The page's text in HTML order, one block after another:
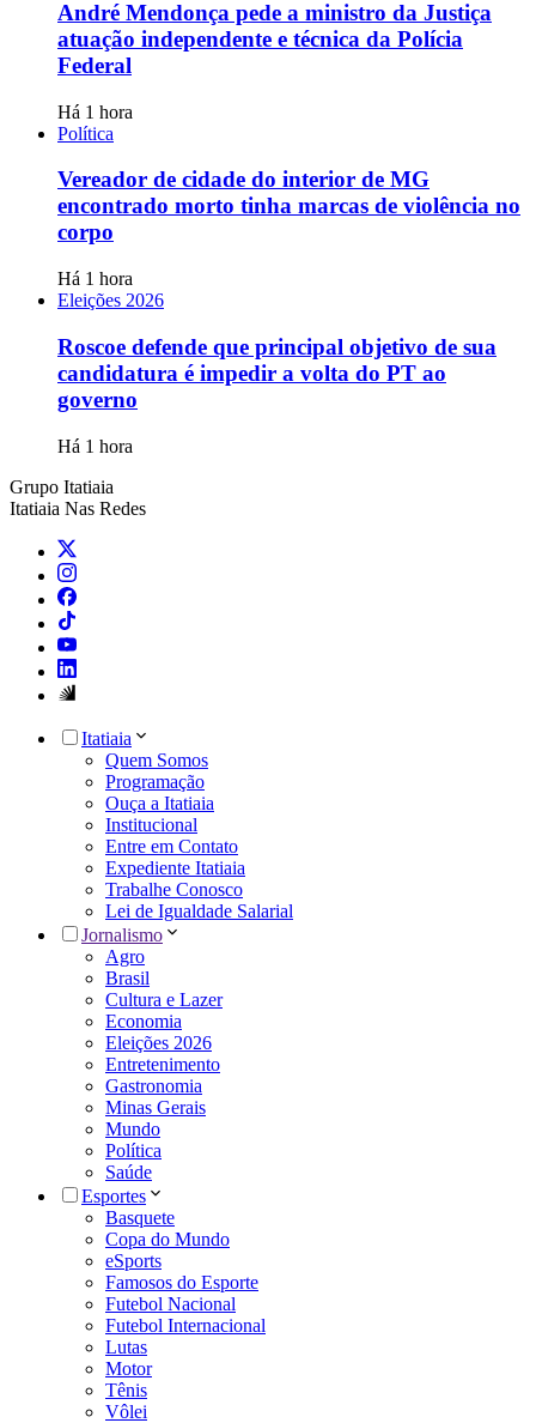
André Mendonça pede a ministro da Justiça
atuação independente e técnica da Polícia
Federal
Há 1 hora
Política
Vereador de cidade do interior de MG
encontrado morto tinha marcas de violência no
corpo
Há 1 hora
Eleições 2026
Roscoe defende que principal objetivo de sua
candidatura é impedir a volta do PT ao
governo
Há 1 hora
Grupo Itatiaia
Itatiaia Nas Redes
Itatiaia
Quem Somos
Programação
Ouça a Itatiaia
Institucional
Entre em Contato
Expediente Itatiaia
Trabalhe Conosco
Lei de Igualdade Salarial
Jornalismo
Agro
Brasil
Cultura e Lazer
Economia
Eleições 2026
Entretenimento
Gastronomia
Minas Gerais
Mundo
Política
Saúde
Esportes
Basquete
Copa do Mundo
eSports
Famosos do Esporte
Futebol Nacional
Futebol Internacional
Lutas
Motor
Tênis
Vôlei